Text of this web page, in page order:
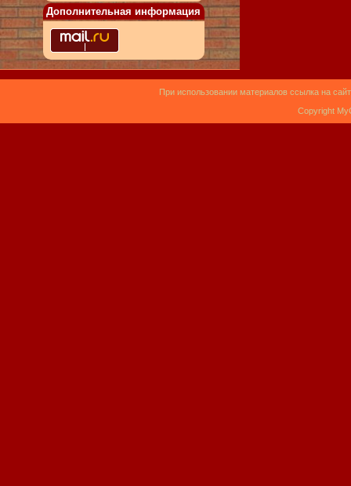
Дополнительная информация
При использовании материалов ссылка на
Copyright